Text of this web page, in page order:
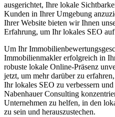
ausgerichtet, Ihre lokale
Kunden in Ihrer Umgebung
Ihrer Website bieten wir Ihnen
Erfahrung, um Ihr lokales SEO
Um Ihr
Immobilienmakler erfolgreich in
robuste lokale Online-Präsenz
jetzt, um mehr darüber zu
Ihr lokales SEO zu verbessern
Nabenhauer Consulting
Unternehmen zu helfen, in den
zu sein und herauszustechen.